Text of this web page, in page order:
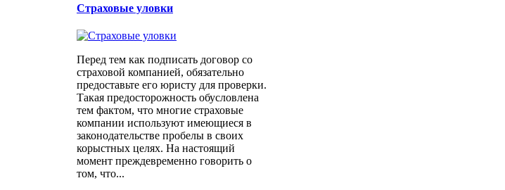
Страховые уловки
Перед тем как подписать договор со
страховой компанией, обязательно
предоставьте его юристу для проверки.
Такая предосторожность обусловлена
тем фактом, что многие страховые
компании используют имеющиеся в
законодательстве пробелы в своих
корыстных целях. На настоящий
момент преждевременно говорить о
том, что...